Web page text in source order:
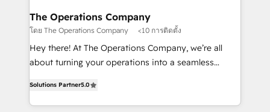
growth. Our multidisciplinary team designs solutions
that simplify complexity, boost performance, and
turn innovation into real impact. 🌍 Highlights •
HubSpot Partner since 2012 • 2022 EMEA Impact
projects • Clients in 30+ industries • Proprietary
technology for integrations • Multilingual team:
The Operations Company
โดย The Operations Company <10 การติดตั้ง
Hey there! At The Operations Company, we’re all
about turning your operations into a seamless
transforming complex systems into efficient,
scalable solutions that work across your entire
Solutions Partner5.0